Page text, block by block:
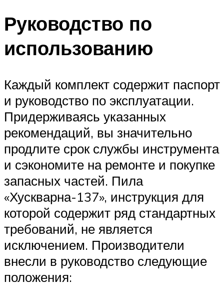
Руководство по
использованию
Каждый комплект содержит паспорт
и руководство по эксплуатации.
Придерживаясь указанных
рекомендаций, вы значительно
продлите срок службы инструмента
и сэкономите на ремонте и покупке
запасных частей. Пила
«Хускварна-137», инструкция для
которой содержит ряд стандартных
требований, не является
исключением. Производители
внесли в руководство следующие
положения: